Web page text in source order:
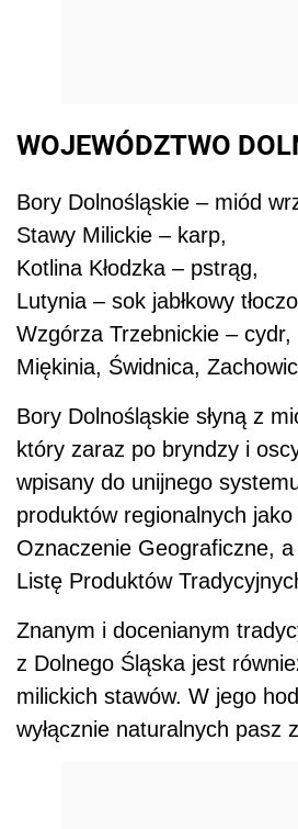
WOJEWÓDZTWO
Bory Dolnośląskie – miód
Stawy Milickie – karp,
Kotlina Kłodzka – pstrąg,
Lutynia – sok jabłkowy
Wzgórza Trzebnickie – cydr,
Miękinia, Świdnica,
Bory Dolnośląskie słyną z
który zaraz po bryndzy i
wpisany do unijnego
produktów regionalnych
Oznaczenie Geograficzne,
Listę Produktów
Znanym i docenianym
z Dolnego Śląska jest
milickich stawów. W jego
wyłącznie naturalnych pasz